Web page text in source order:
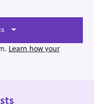
Learn how your